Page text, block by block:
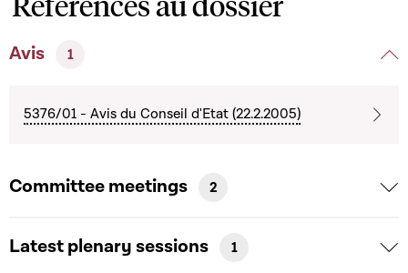
Avis 1
5376/01 - Avis du Conseil d'Etat (22.2.2005)
Committee meetings 2
Latest plenary sessions 1